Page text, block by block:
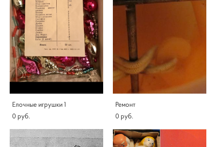
Елочные игрушки 1
0 pуб.
Ремонт
0 pуб.